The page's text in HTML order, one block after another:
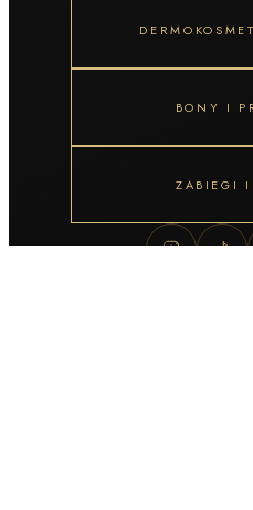
BONY I
ZABIEGI